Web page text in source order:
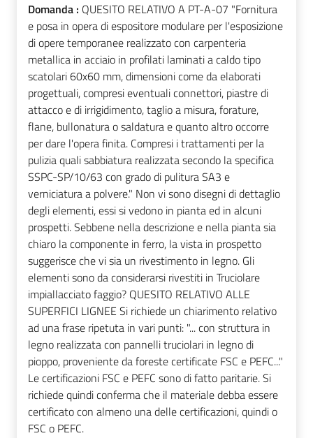
Domanda : QUESITO RELATIVO A PT-A-07 "Fornitura
e posa in opera di espositore modulare per l'esposizione
di opere temporanee realizzato con carpenteria
metallica in acciaio in profilati laminati a caldo tipo
scatolari 60x60 mm, dimensioni come da elaborati
progettuali, compresi eventuali connettori, piastre di
attacco e di irrigidimento, taglio a misura, forature,
flane, bullonatura o saldatura e quanto altro occorre
per dare l'opera finita. Compresi i trattamenti per la
pulizia quali sabbiatura realizzata secondo la specifica
SSPC-SP/10/63 con grado di pulitura SA3 e
verniciatura a polvere." Non vi sono disegni di dettaglio
degli elementi, essi si vedono in pianta ed in alcuni
prospetti. Sebbene nella descrizione e nella pianta sia
chiaro la componente in ferro, la vista in prospetto
suggerisce che vi sia un rivestimento in legno. Gli
elementi sono da considerarsi rivestiti in Truciolare
impiallacciato faggio? QUESITO RELATIVO ALLE
SUPERFICI LIGNEE Si richiede un chiarimento relativo
ad una frase ripetuta in vari punti: "... con struttura in
legno realizzata con pannelli truciolari in legno di
pioppo, proveniente da foreste certificate FSC e PEFC..."
Le certificazioni FSC e PEFC sono di fatto paritarie. Si
richiede quindi conferma che il materiale debba essere
certificato con almeno una delle certificazioni, quindi o
FSC o PEFC.